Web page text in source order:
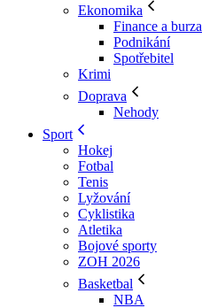
Ekonomika
Finance a burza
Podnikání
Spotřebitel
Krimi
Doprava
Nehody
Sport
Hokej
Fotbal
Tenis
Lyžování
Cyklistika
Atletika
Bojové sporty
ZOH 2026
Basketbal
NBA